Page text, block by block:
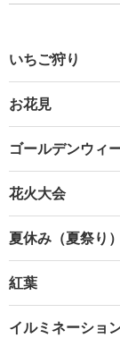
いちご狩り
お花見
ゴールデンウィ
花火大会
夏休み（夏祭り）
紅葉
イルミネーショ